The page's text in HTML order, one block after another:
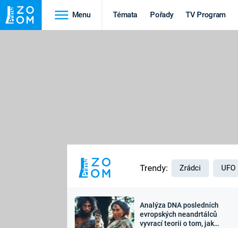
Menu Témata Pořady TV Program
Výročí
Trendy: Zrádci UFO
Analýza DNA posledních
evropských neandrtálců
vyvrací teorii o tom, jak